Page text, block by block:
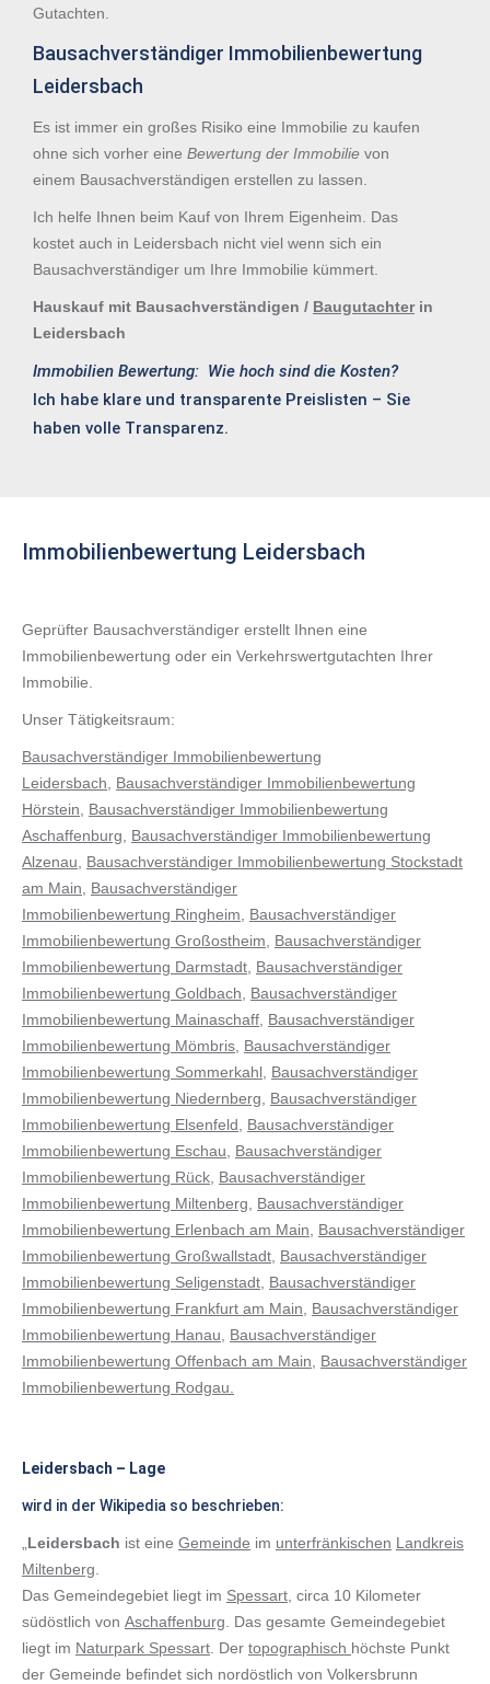
Gutachten.
Bausachverständiger Immobilienbewertung
Leidersbach
Es ist immer ein großes Risiko eine Immobilie zu kaufen
ohne sich vorher eine Bewertung der Immobilie von
einem Bausachverständigen erstellen zu lassen.
Ich helfe Ihnen beim Kauf von Ihrem Eigenheim. Das
kostet auch in Leidersbach nicht viel wenn sich ein
Bausachverständiger um Ihre Immobilie kümmert.
Hauskauf mit Bausachverständigen / Baugutachterin
Leidersbach
Immobilien Bewertung: Wie hoch sind die Kosten?
Ich habe klare und transparente Preislisten – Sie
haben volle Transparenz.
Immobilienbewertung Leidersbach
Geprüfter Bausachverständiger erstellt Ihnen eine
Immobilienbewertung oder ein Verkehrswertgutachten Ihrer
Immobilie.
Unser Tätigkeitsraum:
Bausachverständiger Immobilienbewertung
Leidersbach
Bausachverständiger Immobilienbewertung
Hörstein
Bausachverständiger Immobilienbewertung
Aschaffenburg
Bausachverständiger Immobilienbewertung
Alzenau
Bausachverständiger Immobilienbewertung Stockstadt
am Main
Bausachverständiger
Immobilienbewertung Ringheim
Bausachverständiger
Immobilienbewertung Großostheim
Bausachverständiger
Immobilienbewertung Darmstadt Bausachverständiger
Immobilienbewertung Goldbach
Bausachverständiger
Immobilienbewertung Mainaschaff Bausachverständiger
Immobilienbewertung Mömbris Bausachverständiger
Immobilienbewertung Sommerkahl Bausachverständiger
Immobilienbewertung Niedernberg
Bausachverständiger
Immobilienbewertung Elsenfeld
Bausachverständiger
Immobilienbewertung Eschau
Bausachverständiger
Immobilienbewertung Rück Bausachverständiger
Immobilienbewertung Miltenberg
Bausachverständiger
Immobilienbewertung Erlenbach am Main
Bausachverständiger
Immobilienbewertung Großwallstadt Bausachverständiger
Immobilienbewertung Seligenstadt Bausachverständiger
Immobilienbewertung Frankfurt am Main
Bausachverständiger
Immobilienbewertung Hanau
Bausachverständiger
Immobilienbewertung Offenbach am Main,
Bausachverständiger
Immobilienbewertung Rodgau.
Leidersbach – Lage
wird in der Wikipedia so beschrieben:
Leidersbach ist eine Gemeinde im unterfränkischen Landkreis
Miltenberg
Das Gemeindegebiet liegt im Spessart , circa 10 Kilometer
südöstlich von Aschaffenburg . Das gesamte Gemeindegebiet
liegt im Naturpark Spessart . Der topographisch höchste Punkt
der Gemeinde befindet sich nordöstlich von Volkersbrunn